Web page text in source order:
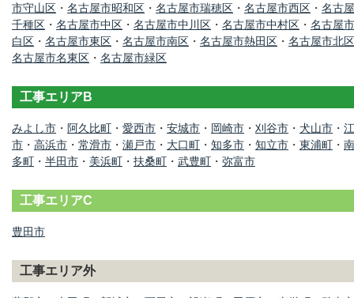
市守山区 ・ 名古屋市昭和区 ・ 名古屋市瑞穂区 ・ 名古屋市西区 ・ 名古
千種区 ・ 名古屋市中区 ・ 名古屋市中川区 ・ 名古屋市中村区 ・ 名古屋
白区 ・ 名古屋市東区 ・ 名古屋市南区 ・ 名古屋市熱田区 ・ 名古屋市北区
名古屋市名東区 ・ 名古屋市緑区
工事エリアB
みよし市 ・ 阿久比町 ・ 愛西市 ・ 安城市 ・ 岡崎市 ・ 刈谷市 ・ 犬山市 ・
市 ・ 高浜市 ・ 常滑市 ・ 瀬戸市 ・ 大口町 ・ 知多市 ・ 知立市 ・ 東浦町 ・
多町 ・ 半田市 ・ 美浜町 ・ 扶桑町 ・ 武豊町 ・ 弥富市
工事エリアC
豊田市
工事エリア外